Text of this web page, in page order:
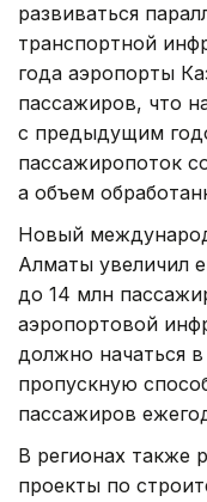
развиваться
транспортной
года аэропорты
пассажиров, что
с предыдущим
пассажиропоток
а объем
Новый
Алматы увеличил
до 14 млн
аэропортовой
должно начаться
пропускную
пассажиров
В регионах также
проекты по